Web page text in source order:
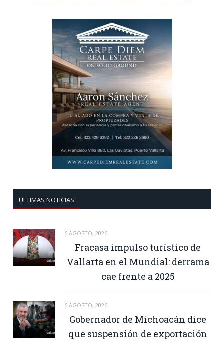
ULTIMAS NOTICIAS
6 AGOSTO, 2026
Fracasa impulso turístico de
Vallarta en el Mundial: derrama
cae frente a 2025
6 AGOSTO, 2026
Gobernador de Michoacán dice
que suspensión de exportación